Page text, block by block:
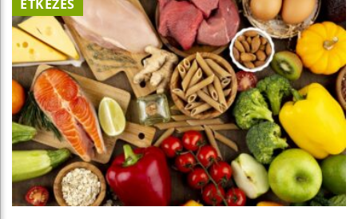
ÉTKEZÉS